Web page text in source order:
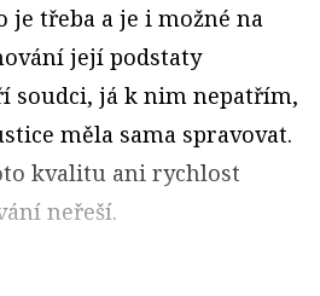
je třeba a je i možné na
její podstaty
soudci, já k nim nepatřím,
měla sama spravovat.
kvalitu ani rychlost
neřeší.